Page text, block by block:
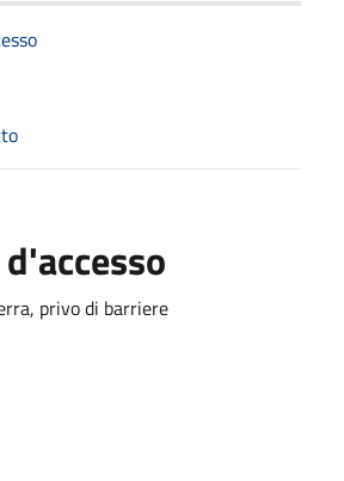
privo di barriere